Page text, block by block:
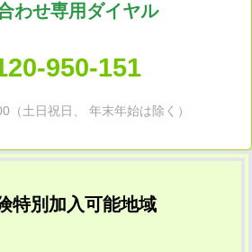
わせ専用ダイヤル
950-151
（土日祝日、 年末年始は除く）
特別加入可能地域